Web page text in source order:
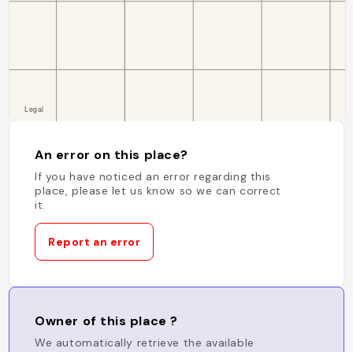
An error on this place?
If you have noticed an error regarding this
place, please let us know so we can correct
it.
Report an error
Owner of this place ?
We automatically retrieve the available